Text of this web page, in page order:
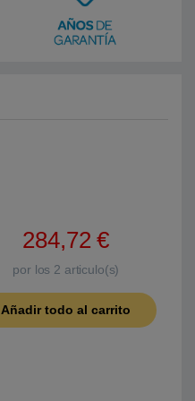
284,72€
por los 2 articulo(s)
Añadir todo al carrito